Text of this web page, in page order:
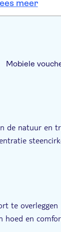
centrale
meer
Mobiele
de natuur en
te overleggen
en